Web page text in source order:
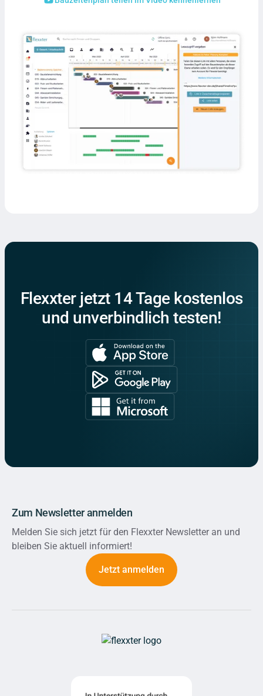
Flexxter jetzt 14 Tage kostenlos
und unverbindlich testen!
Zum Newsletter anmelden
Melden Sie sich jetzt für den Flexxter Newsletter an und
bleiben Sie aktuell informiert!
Jetzt anmelden